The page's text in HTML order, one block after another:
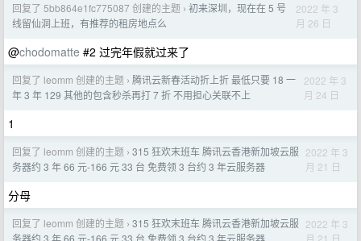
回复了 5bb864e1fc775087 创建的主题 › 初来深圳，现在在 5 号
线留仙洞上班，有推荐的租房地点么
2022 年 3
月 26 日
@chodomatte #2 过完年假就过来了
回复了 leomm 创建的主题 › 腾讯云新春活动折上折 最低只要 18 一
年 3 年 129 其他的包含秒杀再打 7 折 不用担心关联不上
2022 年 3
月 24 日
1
回复了 leomm 创建的主题 › 315 狂欢末班车 腾讯云香港新加坡云服
务器约 3 年 66 元-166 元 33 台 免费领 3 台约 3 年云服务器
2022 年 3
月 21 日
分母
回复了 leomm 创建的主题 › 315 狂欢末班车 腾讯云香港新加坡云服
务器约 3 年 66 元-166 元 33 台 免费领 3 台约 3 年云服务器
2022 年 3
月 21 日